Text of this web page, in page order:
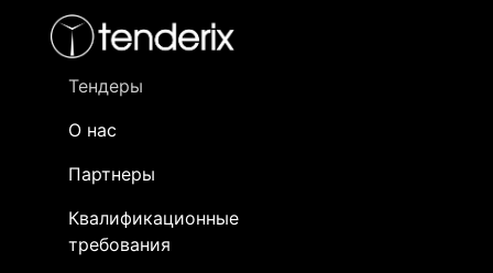
Тендеры
О нас
Партнеры
Квалификационные
требования
- активный лот
- сохраненный лот (не опубликован)
Закупка: Лист хк 1.2
[Завершен]
Лот №: